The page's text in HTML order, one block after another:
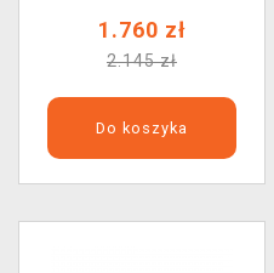
1.760 zł
2.145 zł
Do koszyka